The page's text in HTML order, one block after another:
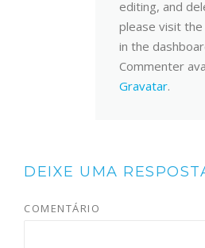
editing, and
please visit
in the
Commenter
Gravatar.
DEIXE UMA
COMENTÁRIO